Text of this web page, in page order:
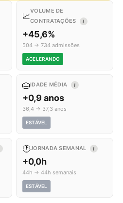
📈
VOLUME DE
CONTRATAÇÕES
I
+45,6%
504 → 734 admissões
ACELERANDO
🎂IDADE MÉDIA I
+0,9 anos
36,4 → 37,3 anos
ESTÁVEL
🕐JORNADA SEMANAL I
+0,0h
44h → 44h semanais
ESTÁVEL